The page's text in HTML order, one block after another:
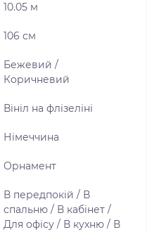
10.05 м
106 см
Бежевий /
Коричневий
Вініл на флізеліні
Німеччина
Орнамент
В передпокій / В
спальню / В кабінет /
Для офісу / В кухню / В